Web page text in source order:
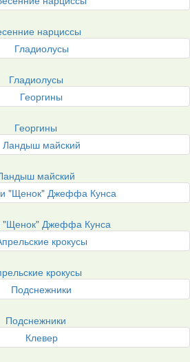
нарциссы
Гладиолусы
Георгины
майский
"Щенок" Джеффа Кунса
крокусы
Подснежники